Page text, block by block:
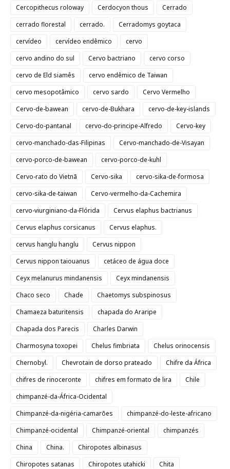
Cercopithecus roloway Cerdocyon thous
Cerrado
cerrado florestal
cerrado.
Cerradomys goytaca
cervídeo
cervídeo endêmico
cervo
cervo andino do sul
Cervo bactriano
cervo corso
cervo de Eld siamês
cervo endêmico de Taiwan
cervo mesopotâmico
cervo sardo
Cervo Vermelho
Cervo-de-bawean
cervo-de-Bukhara
cervo-de-key-islands
Cervo-do-pantanal
cervo-do-principe-Alfredo
Cervo-key
cervo-manchado-das-Filipinas
Cervo-manchado-de-Visayan
cervo-porco-de-bawean
cervo-porco-de-kuhl
Cervo-rato do Vietnã
Cervo-sika
cervo-sika-de-formosa
cervo-sika-de-taiwan
Cervo-vermelho-da-Cachemira
cervo-viurginiano-da-Flórida
Cervus elaphus bactrianus
Cervus elaphus corsicanus
Cervus elaphus.
cervus hanglu hanglu
Cervus nippon
Cervus nippon taiouanus
cetáceo de água doce
Ceyx melanurus mindanensis
Ceyx mindanensis
Chaco seco
Chade
Chaetomys subspinosus
Chamaeza baturitensis
chapada do Araripe
Chapada dos Parecis
Charles Darwin
Charmosyna toxopei
Chelus fimbriata
Chelus orinocensis
Chernobyl.
Chevrotain de dorso prateado
Chifre da África
chifres de rinoceronte
chifres em formato de lira
Chile
chimpanzé-da-África-Ocidental
Chimpanzé-da-nigéria-camarões
chimpanzé-do-leste-africano
Chimpanzé-ocidental
Chimpanzé-oriental
chimpanzés
China
China.
Chiropotes albinasus
Chiropotes satanas
Chiropotes utahicki
Chita